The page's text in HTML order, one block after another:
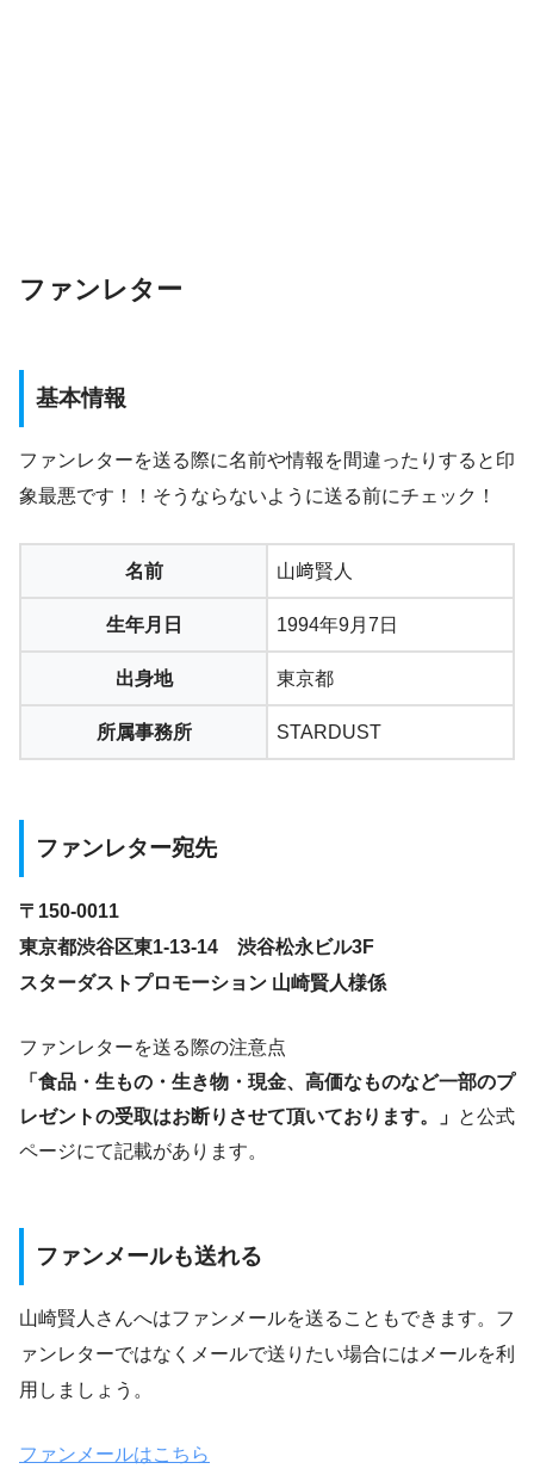
ファンレター
基本情報
ファンレターを送る際に名前や情報を間違ったりすると印
象最悪です！！そうならないように送る前にチェック！
名前 山﨑賢人
生年月日 1994年9月7日
出身地 東京都
所属事務所 STARDUST
ファンレター宛先
〒150-0011
東京都渋谷区東1-13-14 渋谷松永ビル3F
スターダストプロモーション 山崎賢人様係
ファンレターを送る際の注意点
「食品・生もの・生き物・現金、高価なものなど一部のプ
レゼントの受取はお断りさせて頂いております。」 と公式
ページにて記載があります。
ファンメールも送れる
山崎賢人さんへはファンメールを送ることもできます。フ
ァンレターではなくメールで送りたい場合にはメールを利
用しましょう。
ファンメールはこちら